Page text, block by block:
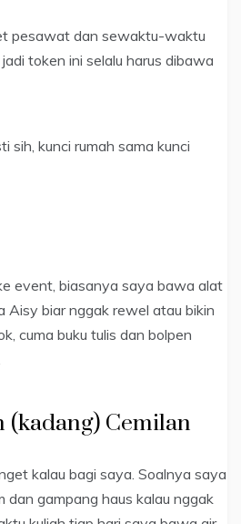
pesawat dan sewaktu-waktu
token ini selalu harus dibawa
sih, kunci rumah sama kunci
event, biasanya saya bawa alat
Aisy biar nggak rewel atau bikin
cuma buku tulis dan bolpen
(kadang) Cemilan
kalau bagi saya. Soalnya saya
dan gampang haus kalau nggak